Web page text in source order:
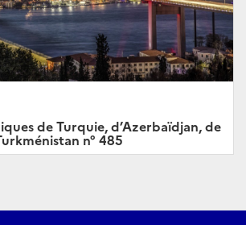
de Turquie, d’Azerbaïdjan, de
n° 485